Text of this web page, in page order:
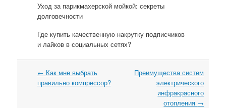
Уход за парикмахерской мойкой: секреты
долговечности
Где купить качественную накрутку подписчиков
и лайков в социальных сетях?
Навигация
← Как мне выбрать
правильно компрессор?
Преимущества систем
электрического
инфракрасного
отопления →